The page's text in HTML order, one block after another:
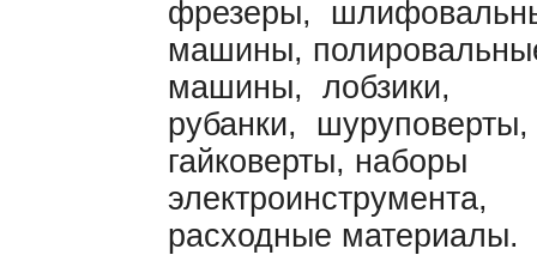
фрезеры,
машины,
машины, лобзики,
рубанки, шуруповерты,
гайковерты, наборы
электроинструмента,
расходные материалы.